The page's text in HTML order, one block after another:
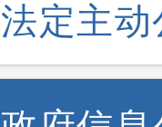
法定主